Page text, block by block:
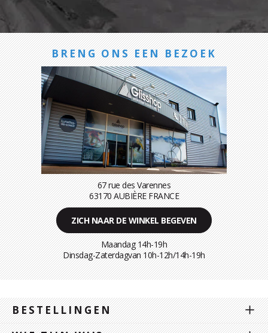
BRENG ONS EEN BEZOEK
67 rue des Varennes
63170 AUBIÈRE FRANCE
ZICH NAAR DE WINKEL BEGEVEN
Maandag 14h-19h
Dinsdag-Zaterdagvan 10h-12h/14h-19h
BESTELLINGEN